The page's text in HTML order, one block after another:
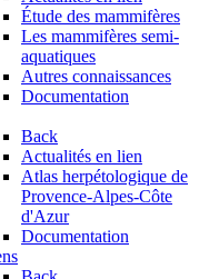
Étude des mammifères
Les mammifères semi-
aquatiques
Autres connaissances
Documentation
Back
Actualités en lien
Atlas herpétologique de
Provence-Alpes-Côte
d'Azur
Documentation